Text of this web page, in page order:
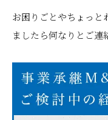
お困りごとやちょっと
ましたら何なりとご連